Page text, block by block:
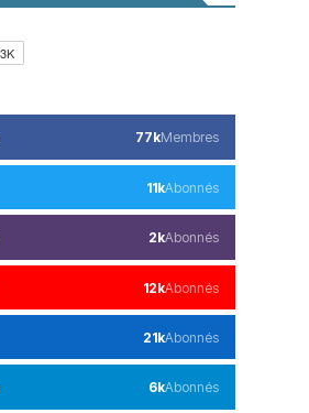
77kMembres
11kAbonnés
2kAbonnés
12kAbonnés
21kAbonnés
6kAbonnés